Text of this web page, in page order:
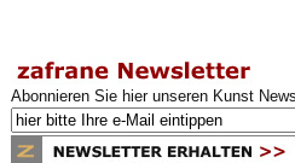
Abonnieren Sie hier unseren Kunst